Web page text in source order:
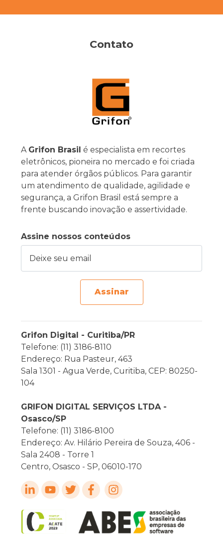
Contato
A Grifon Brasil é especialista em recortes
eletrônicos, pioneira no mercado e foi criada
para atender órgãos públicos. Para garantir
um atendimento de qualidade, agilidade e
segurança, a Grifon Brasil está sempre a
frente buscando inovação e assertividade.
Assine nossos conteúdos
Assinar
Grifon Digital - Curitiba/PR
Telefone: (11) 3186-8110
Endereço: Rua Pasteur, 463
Sala 1301 - Agua Verde, Curitiba, CEP: 80250-
104
GRIFON DIGITAL SERVIÇOS LTDA -
Osasco/SP
Telefone: (11) 3186-8100
Endereço: Av. Hilário Pereira de Souza, 406 -
Sala 2408 - Torre 1
Centro, Osasco - SP, 06010-170